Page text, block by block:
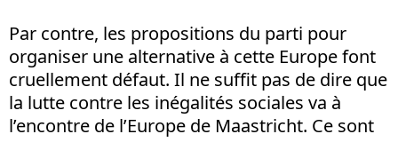
Par contre, les propositions du parti pour
organiser une alternative à cette Europe font
cruellement défaut. Il ne suffit pas de dire que
la lutte contre les inégalités sociales va à
l’encontre de l’Europe de Maastricht. Ce sont